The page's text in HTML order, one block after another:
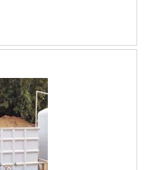
antirrespingo de
de custos com
remoção, fator
de soldagem.
das alternativas
para eliminar
Características do
Antes de
que as